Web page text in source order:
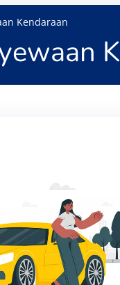
Kendaraan